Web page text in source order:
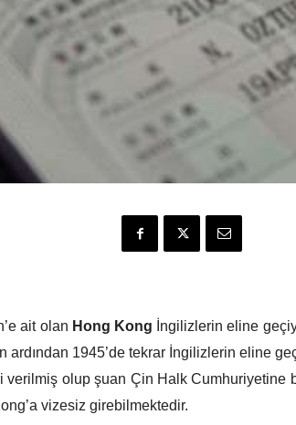
ait olan Hong Kong İngilizlerin eline
1945’de tekrar İngilizlerin eline
verilmiş olup şuan Çin Halk Cumhuriyetine
vizesiz girebilmektedir.